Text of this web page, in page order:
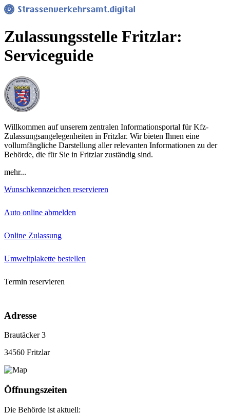
Zulassungsstelle Fritzlar:
Serviceguide
Willkommen auf unserem zentralen Informationsportal für Kfz-
Zulassungsangelegenheiten in Fritzlar. Wir bieten Ihnen eine
vollumfängliche Darstellung aller relevanten Informationen zu der
Behörde, die für Sie in Fritzlar zuständig sind.
mehr...
Wunschkennzeichen reservieren
Auto online abmelden
Online Zulassung
Umweltplakette bestellen
Termin reservieren
Adresse
Brautäcker 3
34560 Fritzlar
Öffnungszeiten
Die Behörde ist aktuell: